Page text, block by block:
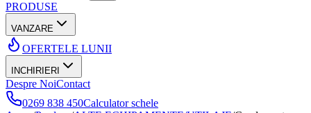
PRODUSE
VANZARE
OFERTELE LUNII
INCHIRIERI
Despre NoiContact
0269 838 450Calculator schele